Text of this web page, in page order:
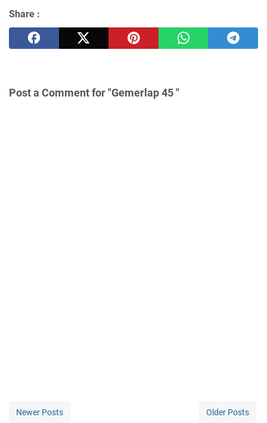
Share :
Post a Comment for "Gemerlap 45 "
Newer Posts Older Posts